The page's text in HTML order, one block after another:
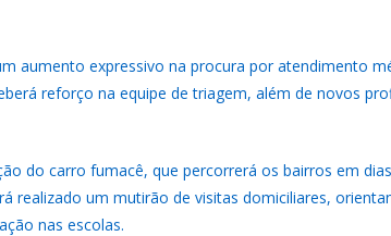
aumento expressivo na procura por atendimento
reforço na equipe de triagem, além de novos
do carro fumacê, que percorrerá os bairros em
realizado um mutirão de visitas domiciliares,
nas escolas.